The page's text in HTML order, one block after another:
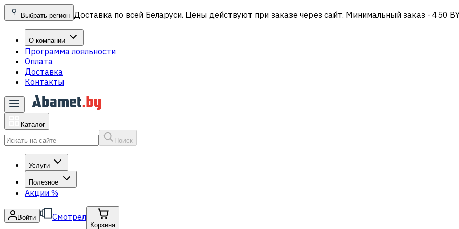
Выбрать регион Доставка по всей Беларуси. Цены действуют при заказе через сайт. Минимальный заказ - 450
О компании
Программа лояльности
Оплата
Доставка
Контакты
Каталог
Поиск
Услуги
Полезное
Акции %
Войти Смотрел
Корзина